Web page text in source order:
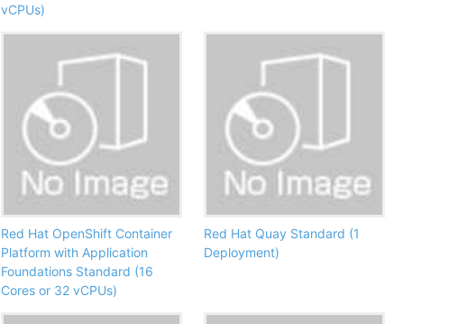
vCPUs)
Red Hat OpenShift Container
Platform with Application
Foundations Standard (16
Cores or 32 vCPUs)
Red Hat Quay Standard (1
Deployment)